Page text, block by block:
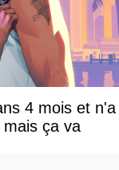
4 mois et n'a
ça va